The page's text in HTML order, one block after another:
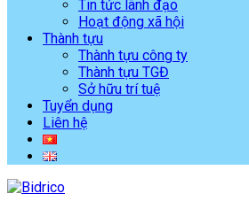
Tin tức lãnh đạo
Hoạt động xã hội
Thành tựu
Thành tựu công ty
Thành tựu TGĐ
Sở hữu trí tuệ
Tuyển dụng
Liên hệ